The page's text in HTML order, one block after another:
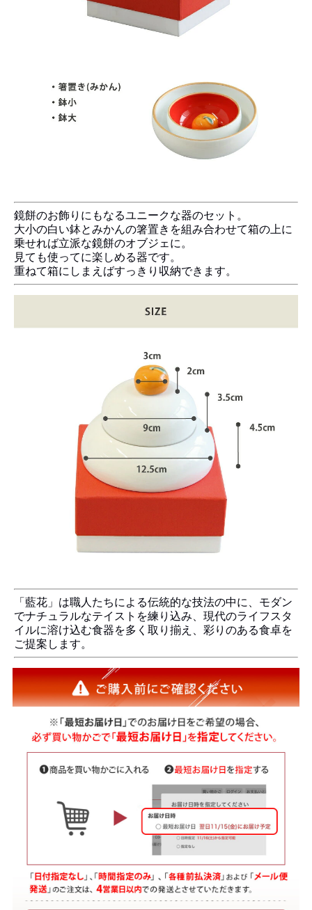
鏡餅のお飾りにもなるユニークな器のセット。
大小の白い鉢とみかんの箸置きを組み合わせて箱の上に
乗せれば立派な鏡餅のオブジェに。
見ても使ってに楽しめる器です。
重ねて箱にしまえばすっきり収納できます。
「藍花」は職人たちによる伝統的な技法の中に、モダン
でナチュラルなテイストを練り込み、現代のライフスタ
イルに溶け込む食器を多く取り揃え、彩りのある食卓を
ご提案します。